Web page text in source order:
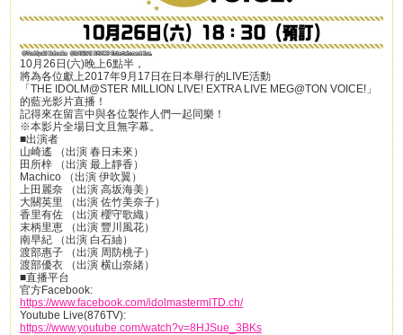
10月26日(六)晚上6點半，
將為各位獻上2017年9月17日在日本舉行的LIVE活動
「THE IDOLM@STER MILLION LIVE! EXTRA LIVE MEG@TON VOICE!」
的藍光影片直播！
記得來在留言中與各位製作人們一起同樂！
※本影片全場日文且無字幕。
■出演者
山崎遙 （出演 春日未來）
田所梓 （出演 最上靜香）
Machico （出演 伊吹翼）
上田麗奈 （出演 高坂海美）
大關英里 （出演 佐竹美奈子）
香里有佐 （出演 櫻守歌織）
末柄里恵 （出演 豐川風花）
南早紀 （出演 白石紬）
渡部惠子 （出演 周防桃子）
渡部優衣 （出演 横山奈緒）
■直播平台
官方Facebook:
https://www.facebook.com/idolmastermlTD.ch/
Youtube Live(876TV):
https://www.youtube.com/watch?v=8HJSue_3BKs